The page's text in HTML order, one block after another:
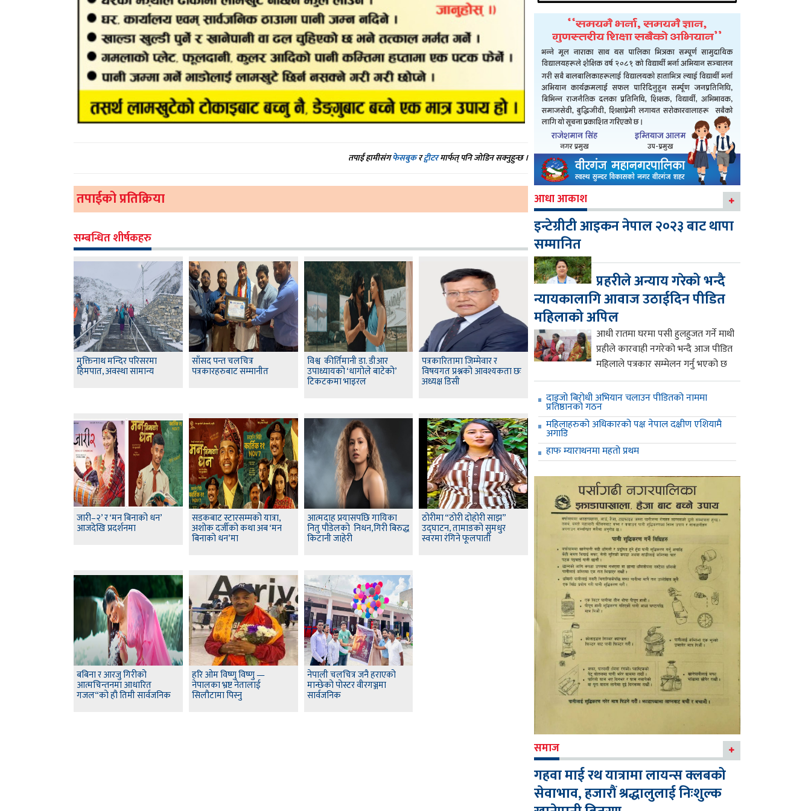
तपाईं हामीसंगफेसबुकरट्वीटरमार्फत् पनि जोडिन सक्नुहुन्छ ।
तपाईको प्रतिक्रिया
सम्बन्धित शीर्षकहरु
मुक्तिनाथ मन्दिर परिसरमा
हिमपात, अवस्था सामान्य
साँसद पन्त चलचित्र
पत्रकारहरुबाट सम्मानीत
विश्व कीर्तिमानी डा. डीआर
उपाध्यायको ‘धागोले बाटेको’
टिकटकमा भाइरल
पत्रकारितामा जिम्मेवार र
विषयगत प्रश्नको आवश्यकता छः
अध्यक्ष डिसी
जारी–२’ र ‘मन बिनाको धन’
आजदेखि प्रदर्शनमा
सडकबाट स्टारसम्मको यात्रा,
अशोक दर्जीको कथा अब ‘मन
बिनाको धन’मा
आत्मदाह प्रयासपछि गायिका
नितु पौडेलको निधन,गिरी बिरुद्ध
किटानी जाहेरी
ठोरीमा “ठोरी दोहोरी साझ”
उद्घाटन, तामाङको सुमधुर
स्वरमा रंगिने फूलपाती
बबिना र आरजु गिरीको
आत्मचिन्तनमा आधारित
गजल“को हौ तिमी सार्वजनिक
हरि ओम विष्णु विष्णु —
नेपालका भ्रष्ट नेतालाई
सिलौटामा पिस्नु
नेपाली चलचित्र जनै हराएको
मान्छेको पोस्टर वीरगञ्जमा
सार्वजनिक
आधा आकाश
इन्टेग्रीटी आइकन नेपाल २०२३ बाट थापा
सम्मानित
प्रहरीले अन्याय गरेको भन्दै
न्यायकालागि आवाज उठाईदिन पीडित
महिलाको अपिल
आधी रातमा घरमा पसी हुलहुजत गर्ने माथी
प्रहीले कारवाही नगरेको भन्दै आज पीडित
महिलाले पत्रकार सम्मेलन गर्नु भएको छ
दाइजो बिरोधी अभियान चलाउन पीडितको नाममा
प्रतिष्ठानको गठन
महिलाहरुको अधिकारको पक्ष नेपाल दक्षीण एशियामै
अगाडि
हाफ म्याराथनमा महतो प्रथम
समाज
गहवा माई रथ यात्रामा लायन्स क्लबको
सेवाभाव, हजारौं श्रद्धालुलाई निःशुल्क